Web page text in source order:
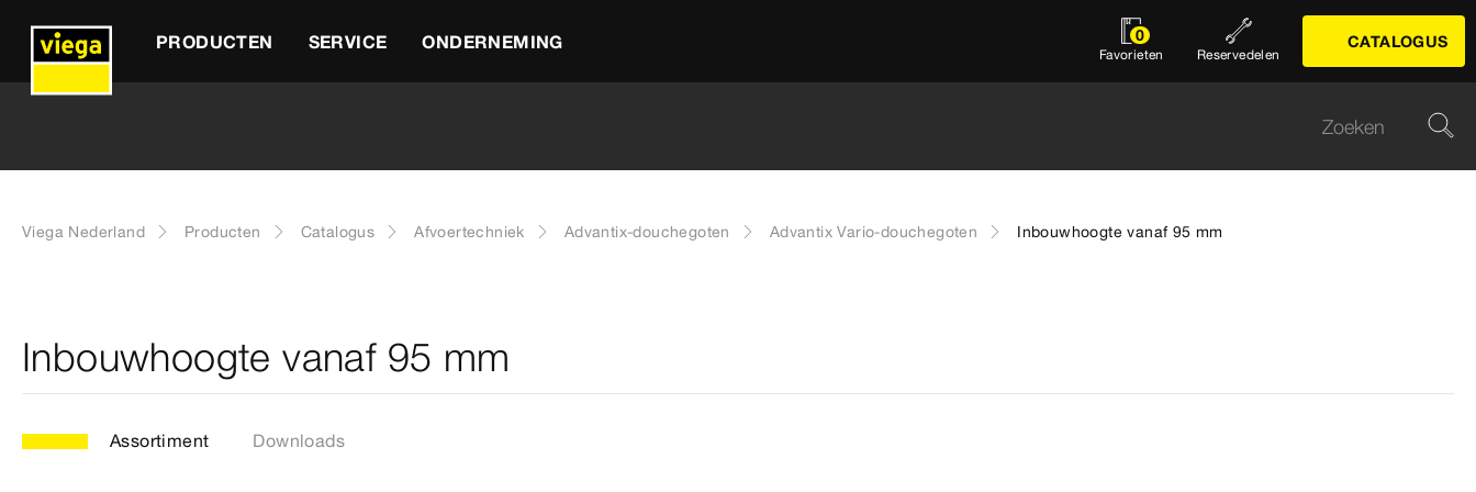
PRODUCTEN SERVICE ONDERNEMING 0
Favorieten Reservedelen
CATALOGUS
Viega Nederland Producten Catalogus Afvoertechniek Advantix-douchegoten Advantix Vario-douchegoten Inbouwhoogte vanaf 95 mm
Inbouwhoogte vanaf 95 mm
Assortiment Downloads